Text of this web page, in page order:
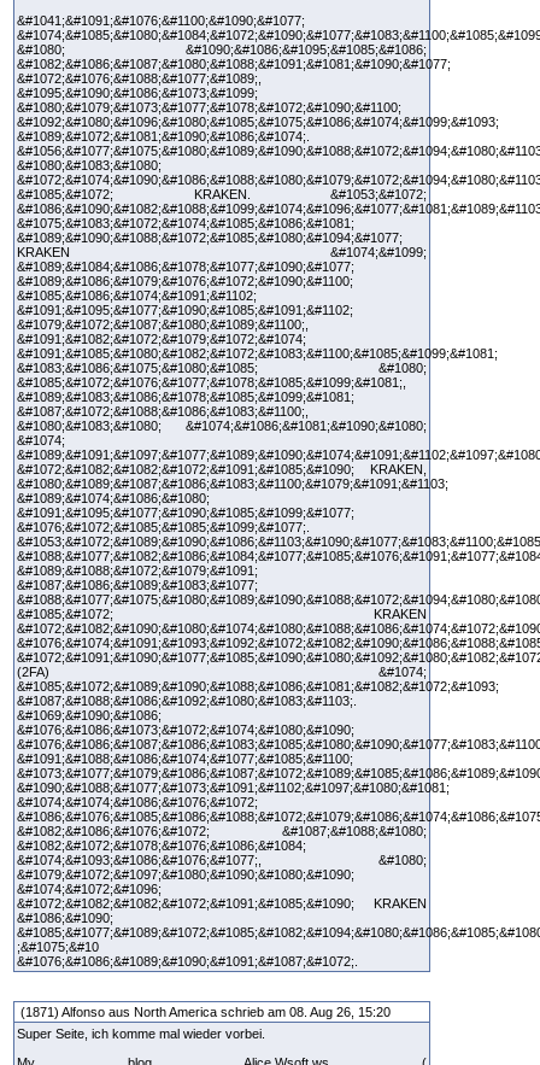
&#1041;&#1091;&#1076;&#1100;&#1090;&#1077;
&#1080; &#1090;&#1086;&#1095;&#1085;&#1086;
&#1082;&#1086;&#1087;&#1080;&#1088;&#1091;&#1081;&#1090;&#1077;
&#1072;&#1076;&#1088;&#1077;&#1089;,
&#1095;&#1090;&#1086;&#1073;&#1099;
&#1080;&#1079;&#1073;&#1077;&#1078;&#1072;&#1090;&#1100;
&#1092;&#1080;&#1096;&#1080;&#1085;&#1075;&#1086;&#1074;&#1099;&#1093;
&#1089;&#1072;&#1081;&#1090;&#1086;&#1074;.
&#1080;&#1083;&#1080;
&#1085;&#1072; KRAKEN. &#1053;&#1072;
&#1075;&#1083;&#1072;&#1074;&#1085;&#1086;&#1081;
&#1089;&#1090;&#1088;&#1072;&#1085;&#1080;&#1094;&#1077;
KRAKEN &#1074;&#1099;
&#1089;&#1084;&#1086;&#1078;&#1077;&#1090;&#1077;
&#1089;&#1086;&#1079;&#1076;&#1072;&#1090;&#1100;
&#1085;&#1086;&#1074;&#1091;&#1102;
&#1091;&#1095;&#1077;&#1090;&#1085;&#1091;&#1102;
&#1079;&#1072;&#1087;&#1080;&#1089;&#1100;,
&#1091;&#1082;&#1072;&#1079;&#1072;&#1074;
&#1091;&#1085;&#1080;&#1082;&#1072;&#1083;&#1100;&#1085;&#1099;&#1081;
&#1083;&#1086;&#1075;&#1080;&#1085; &#1080;
&#1085;&#1072;&#1076;&#1077;&#1078;&#1085;&#1099;&#1081;,
&#1089;&#1083;&#1086;&#1078;&#1085;&#1099;&#1081;
&#1087;&#1072;&#1088;&#1086;&#1083;&#1100;,
&#1080;&#1083;&#1080; &#1074;&#1086;&#1081;&#1090;&#1080;
&#1074;
&#1072;&#1082;&#1082;&#1072;&#1091;&#1085;&#1090; KRAKEN,
&#1080;&#1089;&#1087;&#1086;&#1083;&#1100;&#1079;&#1091;&#1103;
&#1089;&#1074;&#1086;&#1080;
&#1091;&#1095;&#1077;&#1090;&#1085;&#1099;&#1077;
&#1076;&#1072;&#1085;&#1085;&#1099;&#1077;.
&#1089;&#1088;&#1072;&#1079;&#1091;
&#1087;&#1086;&#1089;&#1083;&#1077;
&#1085;&#1072; KRAKEN
(2FA) &#1074;
&#1085;&#1072;&#1089;&#1090;&#1088;&#1086;&#1081;&#1082;&#1072;&#1093;
&#1087;&#1088;&#1086;&#1092;&#1080;&#1083;&#1103;.
&#1069;&#1090;&#1086;
&#1076;&#1086;&#1073;&#1072;&#1074;&#1080;&#1090;
&#1091;&#1088;&#1086;&#1074;&#1077;&#1085;&#1100;
&#1090;&#1088;&#1077;&#1073;&#1091;&#1102;&#1097;&#1080;&#1081;
&#1074;&#1074;&#1086;&#1076;&#1072;
&#1082;&#1086;&#1076;&#1072; &#1087;&#1088;&#1080;
&#1082;&#1072;&#1078;&#1076;&#1086;&#1084;
&#1074;&#1093;&#1086;&#1076;&#1077;, &#1080;
&#1079;&#1072;&#1097;&#1080;&#1090;&#1080;&#1090;
&#1074;&#1072;&#1096;
&#1072;&#1082;&#1082;&#1072;&#1091;&#1085;&#1090; KRAKEN
&#1086;&#1090;
;&#1075;&#10
&#1076;&#1086;&#1089;&#1090;&#1091;&#1087;&#1072;.
(1871) Alfonso aus North America schrieb am 08. Aug 26, 15:20
Super Seite, ich komme mal wieder vorbei.